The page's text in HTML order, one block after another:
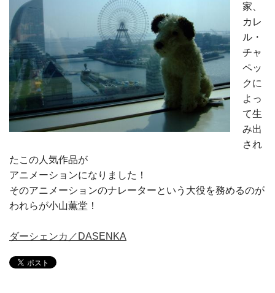
家、
カレ
ル・
チャ
ペッ
クに
よっ
て生
み出
され
たこの人気作品が
アニメーションになりました！
そのアニメーションのナレーターという大役を務めるのが
われらが小山薫堂！
ダーシェンカ／DASENKA